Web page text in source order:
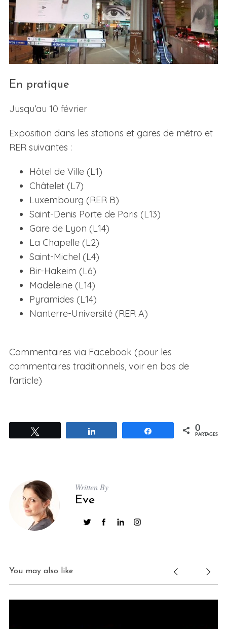
En pratique
Jusqu’au 10 février
Exposition dans les stations et gares de métro et
RER suivantes :
Hôtel de Ville (L1)
Châtelet (L7)
Luxembourg (RER B)
Saint-Denis Porte de Paris (L13)
Gare de Lyon (L14)
La Chapelle (L2)
Saint-Michel (L4)
Bir-Hakeim (L6)
Madeleine (L14)
Pyramides (L14)
Nanterre-Université (RER A)
Commentaires via Facebook (pour les
commentaires traditionnels, voir en bas de
l'article)
Partagez 0
PARTAGES
Written By
Eve
You may also like